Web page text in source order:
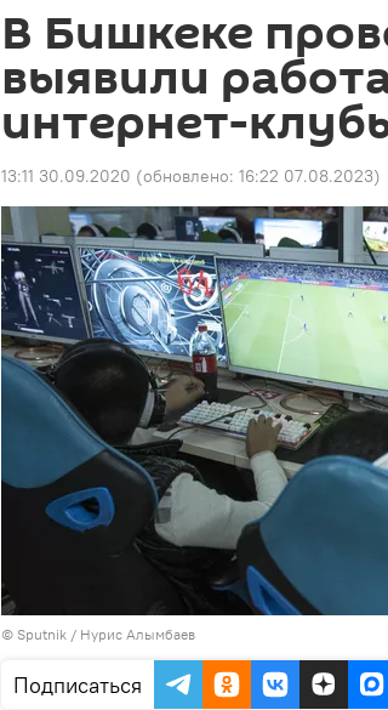
В Бишкеке
выявили
интернет-
13:11 30.09.2020 (обновлено: 16:22 07.08.2023)
© Sputnik / Нурис Алымбаев
Подписаться